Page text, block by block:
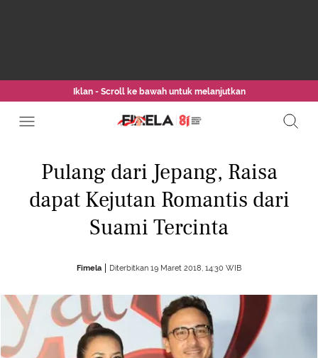
Iklan - Scroll ke bawah untuk melanjutkan
Pulang dari Jepang, Raisa
dapat Kejutan Romantis dari
Suami Tercinta
Fimela Diterbitkan 19 Maret 2018, 14:30 WIB